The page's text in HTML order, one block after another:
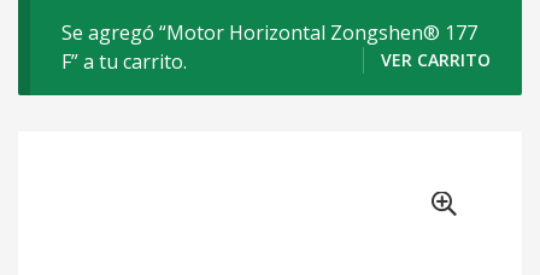
Se agregó “Motor Horizontal Zongshen® 177
F” a tu carrito.
VER CARRITO